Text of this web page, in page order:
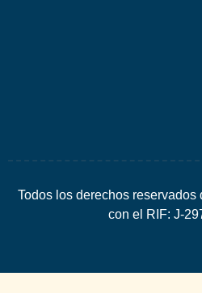
Todos los derechos
con el RIF: J-